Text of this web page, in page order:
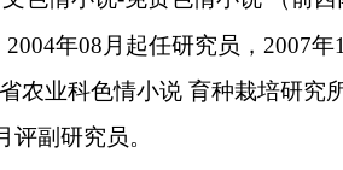
2004年08 月起任研究员， 2007年
农业科色情小说 育种栽培研
评副研究员。